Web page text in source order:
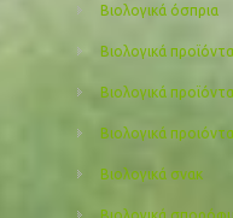
Βιολογικά όσπρια
Βιολογικά
Βιολογικά
Βιολογικά
Βιολογικά σνακ
Βιολογικά